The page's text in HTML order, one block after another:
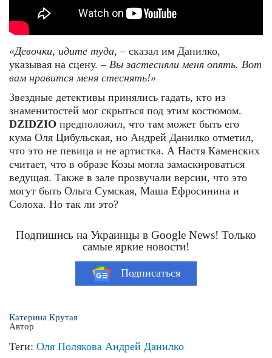
«Девочки, идите туда, – сказал им Данилко,
указывая на сцену. – Вы застесняли меня опять. Вот
вам нравится меня стеснять!»
Звездные детективы принялись гадать, кто из
знаменитостей мог скрыться под этим костюмом.
DZIDZIO предположил, что там может быть его
кума Оля Цибульская, но Андрей Данилко отметил,
что это не певица и не артистка. А Настя Каменских
считает, что в образе Козы могла замаскироваться
ведущая. Также в зале прозвучали версии, что это
могут быть Ольга Сумская, Маша Ефросинина и
Солоха. Но так ли это?
Подпишись на Украинцы в Google News! Только
самые яркие новости!
Подписаться
Катерина Крутая
Автор
Теги: Оля Полякова Андрей Данилко